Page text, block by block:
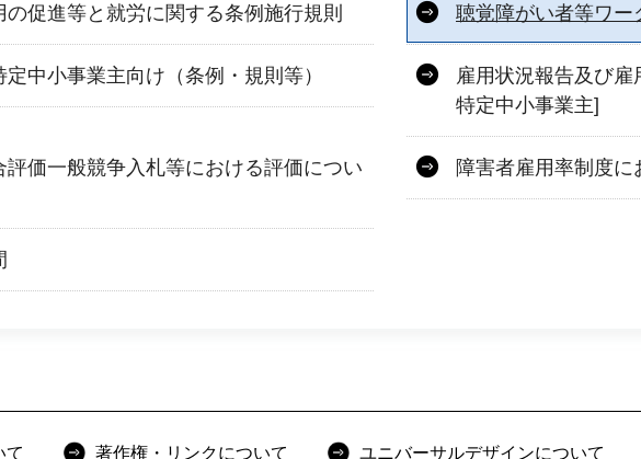
促進等と就労に関する条例施行規則 聴覚障がい者等ワー
中小事業主向け（条例・規則等）
雇用状況報告及び
特定中小事業主]
価一般競争入札等における評価につい
障害者雇用率制度
て 著作権・リンクについて ユニバーサルデザインについて